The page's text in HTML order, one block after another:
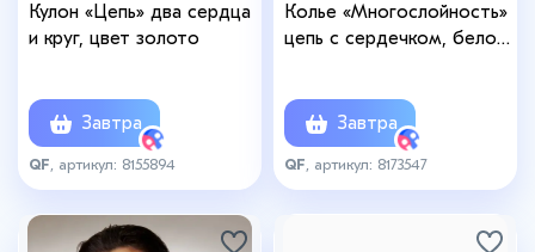
Кулон «Цепь» два сердца
и круг, цвет золото
Завтра
QF , артикул: 8155894
Колье «Многослойность»
цепь с сердечком, белое
Завтра
QF , артикул: 8173547